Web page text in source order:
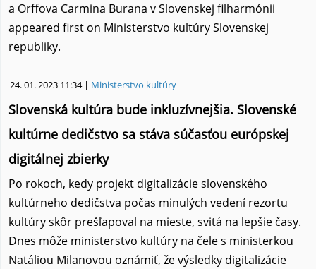
a Orffova Carmina Burana v Slovenskej filharmónii
appeared first on Ministerstvo kultúry Slovenskej
republiky.
24. 01. 2023 11:34 | Ministerstvo kultúry
Slovenská kultúra bude inkluzívnejšia. Slovenské
kultúrne dedičstvo sa stáva súčasťou európskej
digitálnej zbierky
Po rokoch, kedy projekt digitalizácie slovenského
kultúrneho dedičstva počas minulých vedení rezortu
kultúry skôr prešľapoval na mieste, svitá na lepšie časy.
Dnes môže ministerstvo kultúry na čele s ministerkou
Natáliou Milanovou oznámiť, že výsledky digitalizácie